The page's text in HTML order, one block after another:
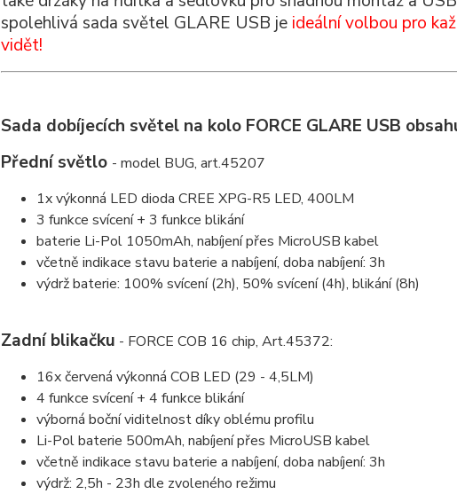
spolehlivá sada světel GLARE USB je ideální volbou pro
vidět!
Sada dobíjecích světel na kolo FORCE GLARE USB
Přední světlo - model BUG, art.45207
1x výkonná LED dioda CREE XPG-R5 LED, 400LM
3 funkce svícení + 3 funkce blikání
baterie Li-Pol 1050mAh, nabíjení přes MicroUSB kabel
včetně indikace stavu baterie a nabíjení, doba nabíjení: 3h
výdrž baterie: 100% svícení (2h), 50% svícení (4h), blikání (8h)
Zadní blikačku - FORCE COB 16 chip, Art.45372:
16x červená výkonná COB LED (29 - 4,5LM)
4 funkce svícení + 4 funkce blikání
výborná boční viditelnost díky oblému profilu
Li-Pol baterie 500mAh, nabíjení přes MicroUSB kabel
včetně indikace stavu baterie a nabíjení, doba nabíjení: 3h
výdrž: 2,5h - 23h dle zvoleného režimu